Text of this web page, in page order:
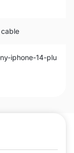
iphone-14-plu